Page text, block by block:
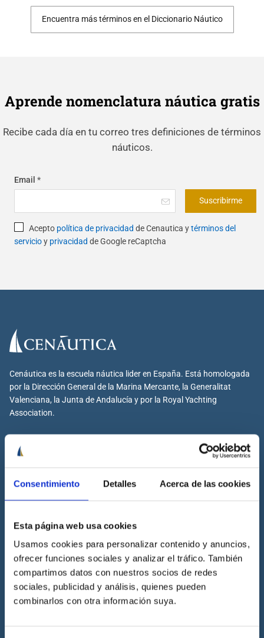
Consentimiento Detalles Acerca de las cookies
Esta página web usa cookies
Usamos cookies para personalizar contenido y anuncios,
ofrecer funciones sociales y analizar el tráfico. También
compartimos datos con nuestros socios de redes
sociales, publicidad y análisis, quienes pueden
combinarlos con otra información suya.
Encuentra más términos en el Diccionario Náutico
Aprende nomenclatura náutica gratis
Recibe cada día en tu correo tres definiciones de términos
náuticos.
Email *
Suscribirme
Acepto política de privacidad de Cenautica ytérminos del
servicioy privacidad de Google reCaptcha
Cenáutica es la escuela náutica lider en España. Está homologada
por la Dirección General de la Marina Mercante, la Generalitat
Valenciana, la Junta de Andalucía y por la Royal Yachting
Association.
Escuela náutica
Contacta con Cenáutica
Historia de Cenáutica
Trabaja con Cenáutica
Sala de prensa
Preguntas frecuentes